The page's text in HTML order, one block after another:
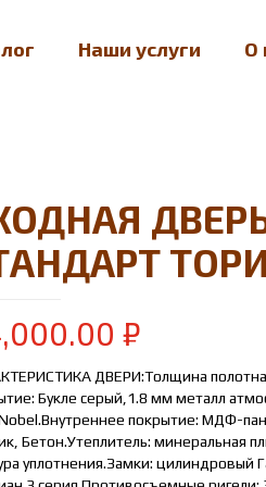
Наши услуги О
₽
ДВЕРИ:Толщина
Букле серый,1.8 мм металл
покрытие: МДФ-
Бетон.Утеплитель: минеральная
уплотнения.Замки: цилиндровый